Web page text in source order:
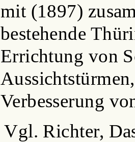
mit (1897)
bestehende
Errichtung von
Verbesserung
Vgl. Richter,